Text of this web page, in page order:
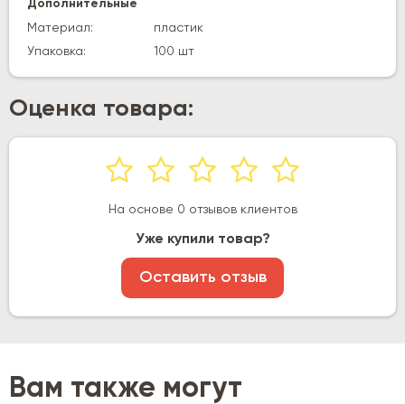
Дополнительные
Материал:
пластик
Упаковка:
100 шт
Оценка товара:
На основе 0 отзывов клиентов
Уже купили товар?
Оставить отзыв
Вам также могут